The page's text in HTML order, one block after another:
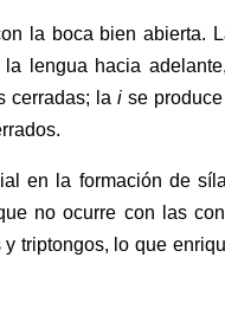
la boca bien abierta.
lengua hacia
cerradas; lai se
en la formación de
no ocurre con las
triptongos, lo que